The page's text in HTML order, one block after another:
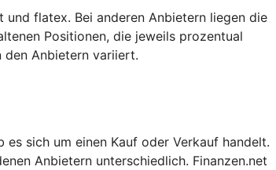
flatex. Bei anderen Anbietern liegen die
Positionen, die jeweils prozentual
den Anbietern variiert.
sich um einen Kauf oder Verkauf handelt.
Anbietern unterschiedlich. Finanzen.net